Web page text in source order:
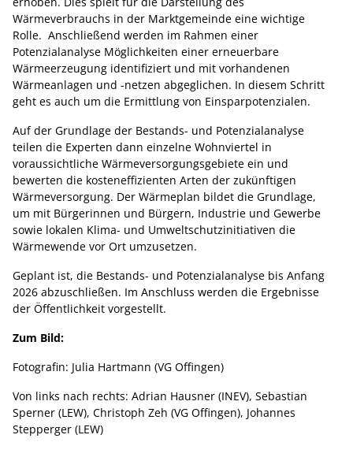
Wärmeverbrauchs in der Marktgemeinde eine wichtige
Rolle. Anschließend werden im Rahmen einer
Potenzialanalyse Möglichkeiten einer erneuerbare
Wärmeerzeugung identifiziert und mit vorhandenen
Wärmeanlagen und -netzen abgeglichen. In diesem Schritt
geht es auch um die Ermittlung von Einsparpotenzialen.
Auf der Grundlage der Bestands- und Potenzialanalyse
teilen die Experten dann einzelne Wohnviertel in
voraussichtliche Wärmeversorgungsgebiete ein und
bewerten die kosteneffizienten Arten der zukünftigen
Wärmeversorgung. Der Wärmeplan bildet die Grundlage,
um mit Bürgerinnen und Bürgern, Industrie und Gewerbe
sowie lokalen Klima- und Umweltschutzinitiativen die
Wärmewende vor Ort umzusetzen.
Geplant ist, die Bestands- und Potenzialanalyse bis Anfang
2026 abzuschließen. Im Anschluss werden die Ergebnisse
der Öffentlichkeit vorgestellt.
Zum Bild:
Fotografin: Julia Hartmann (VG Offingen)
Von links nach rechts: Adrian Hausner (INEV), Sebastian
Sperner (LEW), Christoph Zeh (VG Offingen), Johannes
Stepperger (LEW)